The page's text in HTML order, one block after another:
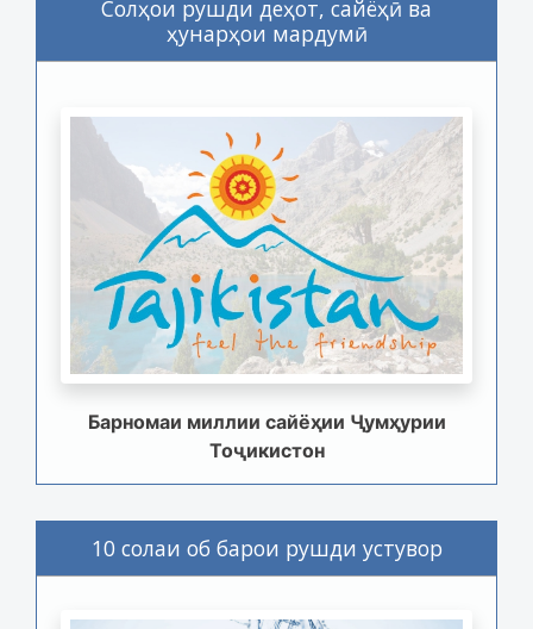
Солҳои рушди деҳот, сайёҳӣ ва
ҳунарҳои мардумӣ
Барномаи миллии сайёҳии Ҷумҳурии
Тоҷикистон
10 солаи об барои рушди устувор